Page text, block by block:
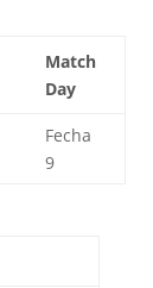
Match
Day
Fecha
9